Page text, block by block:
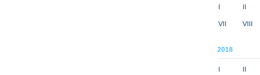
I II
VII VIII
2018
I II